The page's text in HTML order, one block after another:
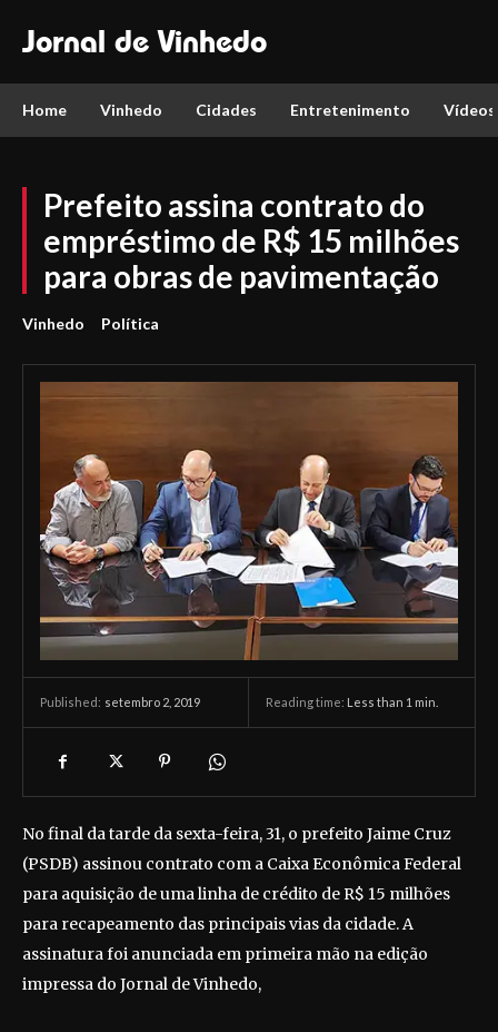
Jornal de Vinhedo
Home Vinhedo Cidades Entretenimento Vídeos
Prefeito assina contrato do
empréstimo de R$ 15 milhões
para obras de pavimentação
Vinhedo Política
Published: setembro 2, 2019 Reading time: Less than 1 min.
No final da tarde da sexta-feira, 31, o prefeito Jaime Cruz
(PSDB) assinou contrato com a Caixa Econômica Federal
para aquisição de uma linha de crédito de R$ 15 milhões
para recapeamento das principais vias da cidade. A
assinatura foi anunciada em primeira mão na edição
impressa do Jornal de Vinhedo,